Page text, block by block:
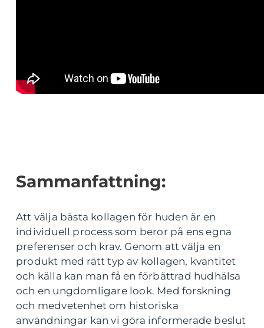
Sammanfattning:
Att välja bästa kollagen för huden är en
individuell process som beror på ens egna
preferenser och krav. Genom att välja en
produkt med rätt typ av kollagen, kvantitet
och källa kan man få en förbättrad hudhälsa
och en ungdomligare look. Med forskning
och medvetenhet om historiska
användningar kan vi göra informerade beslut